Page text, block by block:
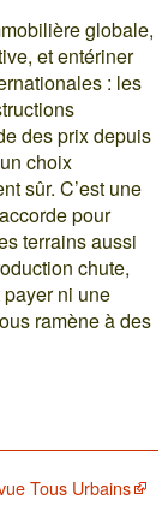
globale,
et entériner
: les
des prix depuis
choix
sûr. C’est une
pour
terrains aussi
chute,
ni une
ramène à des
Tous Urbains